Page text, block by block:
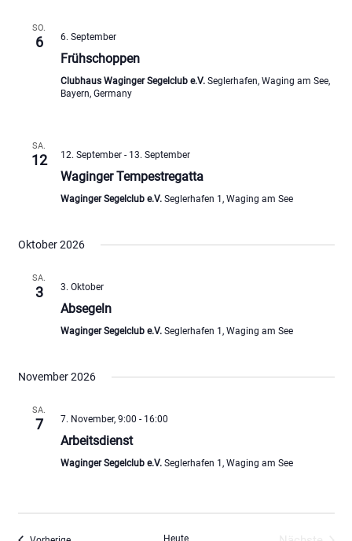
SO.
6 6. September
Frühschoppen
Clubhaus Waginger Segelclub e.V. Seglerhafen, Waging am See,
Bayern, Germany
SA.
12 12. September- 13. September
Waginger Tempestregatta
Waginger Segelclub e.V. Seglerhafen 1, Waging am See
Oktober 2026
SA.
3 3. Oktober
Absegeln
Waginger Segelclub e.V. Seglerhafen 1, Waging am See
November 2026
SA.
7 7. November, 9:00 - 16:00
Arbeitsdienst
Waginger Segelclub e.V. Seglerhafen 1, Waging am See
Heute